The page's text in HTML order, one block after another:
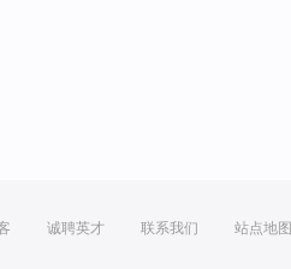
诚聘英才 联系我们 站点地图